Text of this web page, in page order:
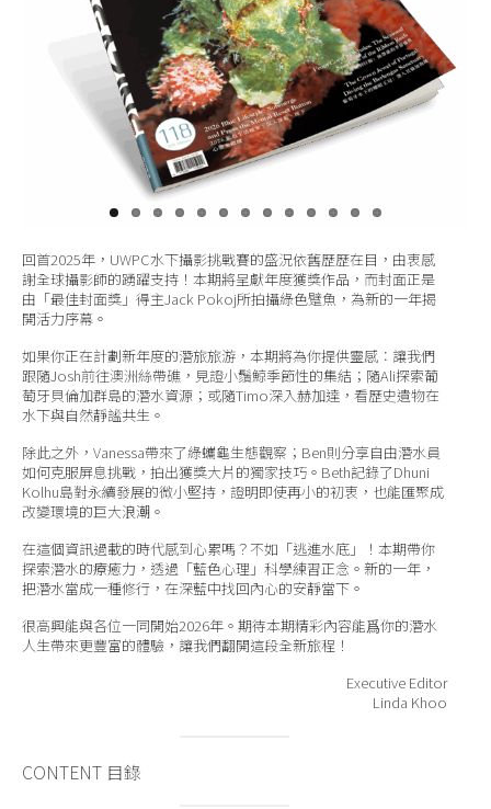
回首2025年，UWPC水下攝影挑戰賽的盛況依舊歷歷在目，由衷感
謝全球攝影師的踴躍支持！本期將呈獻年度獲獎作品，而封面正是
由「最佳封面獎」得主Jack Pokoj所拍攝綠色躄魚，為新的一年揭
開活力序幕。
如果你正在計劃新年度的潛旅旅游，本期將為你提供靈感：讓我們
跟隨Josh前往澳洲絲帶礁，見證小鬚鯨季節性的集結；隨Ali探索葡
萄牙貝倫加群島的潛水資源；或隨Timo深入赫加達，看歷史遺物在
水下與自然靜謐共生。
除此之外，Vanessa帶來了綠蠵龜生態觀察；Ben則分享自由潛水員
如何克服屏息挑戰，拍出獲獎大片的獨家技巧。Beth記錄了Dhuni
Kolhu島對永續發展的微小堅持，證明即使再小的初衷，也能匯聚成
改變環境的巨大浪潮。
在這個資訊過載的時代感到心累嗎？不如「逃進水底」！本期帶你
探索潛水的療癒力，透過「藍色心理」科學練習正念。新的一年，
把潛水當成一種修行，在深藍中找回內心的安靜當下。
很高興能與各位一同開始2026年。期待本期精彩內容能爲你的潛水
人生帶來更豐富的體驗，讓我們翻開這段全新旅程！
Executive Editor
Linda Khoo
CONTENT 目錄